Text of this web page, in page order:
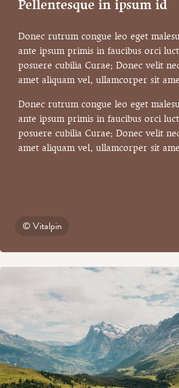
Pellentesque in ipsum id
Donec rutrum congue leo eget
ante ipsum primis in faucibus orci
posuere cubilia Curae; Donec velit
amet aliquam vel, ullamcorper sit
Donec rutrum congue leo eget
ante ipsum primis in faucibus orci
posuere cubilia Curae; Donec velit
amet aliquam vel, ullamcorper sit
© Vitalpin